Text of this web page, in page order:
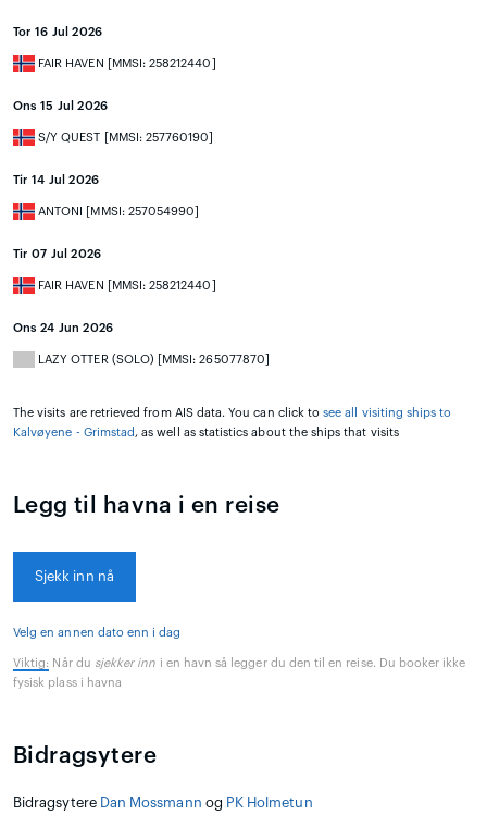
Tor 16 Jul 2026
FAIR HAVEN [MMSI: 258212440]
Ons 15 Jul 2026
S/Y QUEST [MMSI: 257760190]
Tir 14 Jul 2026
ANTONI [MMSI: 257054990]
Tir 07 Jul 2026
FAIR HAVEN [MMSI: 258212440]
Ons 24 Jun 2026
LAZY OTTER (SOLO) [MMSI: 265077870]
The visits are retrieved from AIS data. You can click tosee all visiting ships to
Kalvøyene - Grimstad , as well as statistics about the ships that visits
Legg til havna i en reise
Sjekk inn nå
Velg en annen dato enn i dag
Viktig: Når du sjekker inn i en havn så legger du den til en reise. Du booker ikke
fysisk plass i havna
Bidragsytere
Bidragsytere Dan Mossmann og PK Holmetun